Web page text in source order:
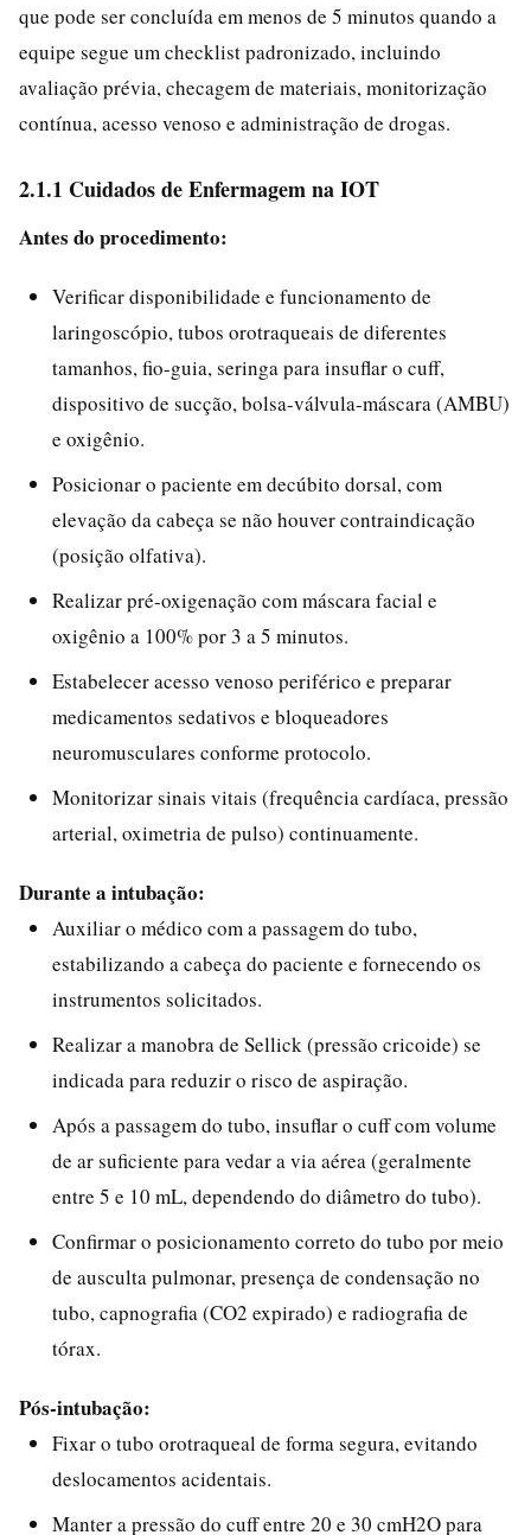
que pode ser concluída em menos de 5 minutos quando a
equipe segue um checklist padronizado, incluindo
avaliação prévia, checagem de materiais, monitorização
contínua, acesso venoso e administração de drogas.
2.1.1 Cuidados de Enfermagem na IOT
Antes do procedimento:
Verificar disponibilidade e funcionamento de
laringoscópio, tubos orotraqueais de diferentes
tamanhos, fio-guia, seringa para insuflar o cuff,
dispositivo de sucção, bolsa-válvula-máscara (AMBU)
e oxigênio.
Posicionar o paciente em decúbito dorsal, com
elevação da cabeça se não houver contraindicação
(posição olfativa).
Realizar pré-oxigenação com máscara facial e
oxigênio a 100% por 3 a 5 minutos.
Estabelecer acesso venoso periférico e preparar
medicamentos sedativos e bloqueadores
neuromusculares conforme protocolo.
Monitorizar sinais vitais (frequência cardíaca, pressão
arterial, oximetria de pulso) continuamente.
Durante a intubação:
Auxiliar o médico com a passagem do tubo,
estabilizando a cabeça do paciente e fornecendo os
instrumentos solicitados.
Realizar a manobra de Sellick (pressão cricoide) se
indicada para reduzir o risco de aspiração.
Após a passagem do tubo, insuflar o cuff com volume
de ar suficiente para vedar a via aérea (geralmente
entre 5 e 10 mL, dependendo do diâmetro do tubo).
Confirmar o posicionamento correto do tubo por meio
de ausculta pulmonar, presença de condensação no
tubo, capnografia (CO2 expirado) e radiografia de
tórax.
Pós-intubação:
Fixar o tubo orotraqueal de forma segura, evitando
deslocamentos acidentais.
Manter a pressão do cuff entre 20 e 30 cmH2O para